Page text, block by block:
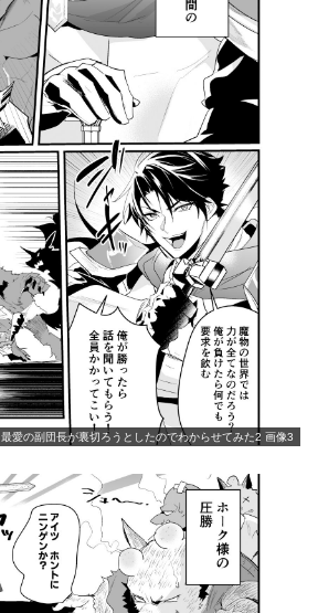
最愛の副団長が裏切ろうとしたのでわからせてみた2 画像3